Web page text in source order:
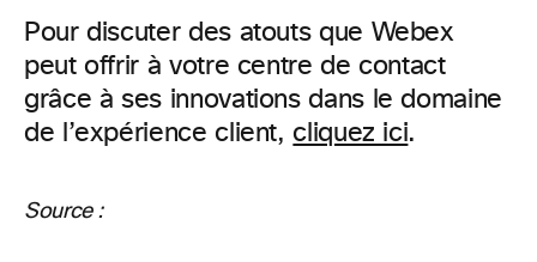
Pour discuter des atouts que Webex
peut offrir à votre centre de contact
grâce à ses innovations dans le domaine
de l’expérience client, cliquez ici.
Source :